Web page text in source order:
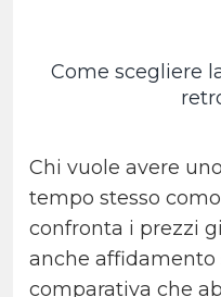
Come scegliere
Chi vuole avere
tempo stesso
confronta i prezzi
anche affidamento
comparativa che